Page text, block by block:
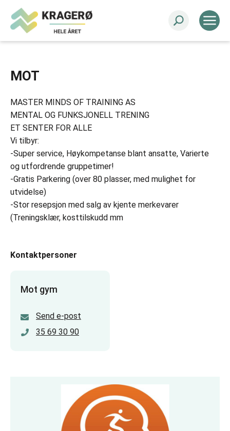
MOT
MASTER MINDS OF TRAINING AS
MENTAL OG FUNKSJONELL TRENING
ET SENTER FOR ALLE
Vi tilbyr:
-Super service, Høykompetanse blant ansatte, Varierte
og utfordrende gruppetimer!
-Gratis Parkering (over 80 plasser, med mulighet for
utvidelse)
-Stor resepsjon med salg av kjente merkevarer
(Treningsklær, kosttilskudd mm
Kontaktpersoner
Mot gym
Send e-post
35 69 30 90